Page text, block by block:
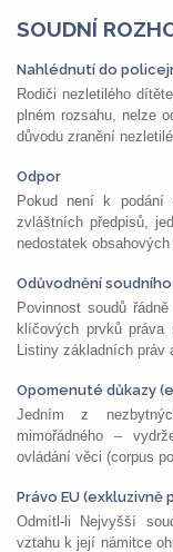
SOUDNÍ
Nahlédnutí do
Rodiči nezletilého
plném rozsahu, nelze
důvodu zranění
Odpor
Pokud není k podání
zvláštních předpisů,
nedostatek
Odůvodnění
Povinnost soudů
klíčových prvků práva
Listiny základních práv
Opomenuté důkazy
Jedním z
mimořádného –
ovládání věci (corpus
Právo EU
Odmítl-li Nejvyšší
vztahu k její námitce